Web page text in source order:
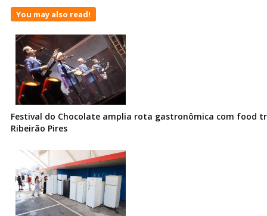
You may also read!
Festival do Chocolate amplia rota gastronômica com food
Ribeirão Pires